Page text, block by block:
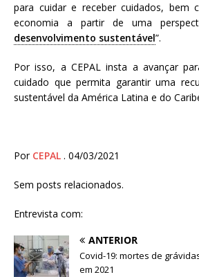
para cuidar e receber cuidados, bem
economia a partir de uma
desenvolvimento sustentável”.
Por isso, a CEPAL insta a avançar
cuidado que permita garantir uma
sustentável da América Latina e do
Por CEPAL . 04/03/2021
Sem posts relacionados.
Entrevista com:
ANTERIOR
Covid-19: mortes de
em 2021